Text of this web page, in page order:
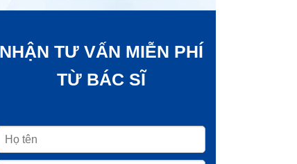
NHẬN TƯ VẤN MIỄN PHÍ
TỪ BÁC SĨ